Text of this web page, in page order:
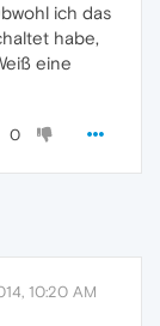
ich das
habe,
eine
0
10:20 AM